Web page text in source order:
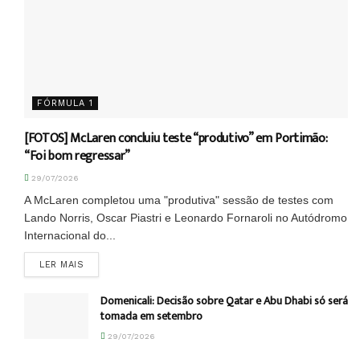
FÓRMULA 1
[FOTOS] McLaren concluiu teste “produtivo” em Portimão:
“Foi bom regressar”
29/07/2026
A McLaren completou uma "produtiva" sessão de testes com
Lando Norris, Oscar Piastri e Leonardo Fornaroli no Autódromo
Internacional do...
LER MAIS
Domenicali: Decisão sobre Qatar e Abu Dhabi só será
tomada em setembro
29/07/2026